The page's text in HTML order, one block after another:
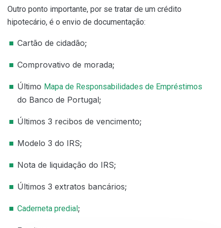
Outro ponto importante, por se tratar de um crédito
hipotecário, é o envio de documentação:
Cartão de cidadão;
Comprovativo de morada;
Último Mapa de Responsabilidades de Empréstimos
do Banco de Portugal;
Últimos 3 recibos de vencimento;
Modelo 3 do IRS;
Nota de liquidação do IRS;
Últimos 3 extratos bancários;
Caderneta predial ;